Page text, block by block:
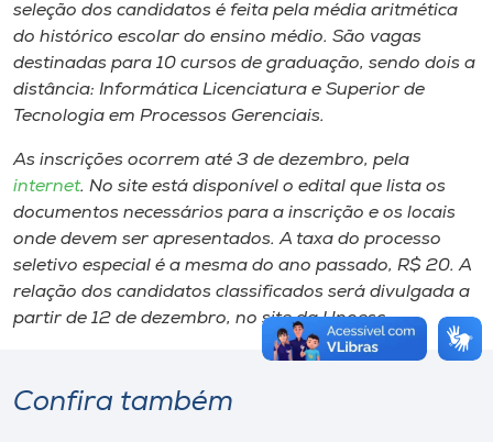
seleção dos candidatos é feita pela média aritmética
do histórico escolar do ensino médio. São vagas
destinadas para 10 cursos de graduação, sendo dois a
distância: Informática Licenciatura e Superior de
Tecnologia em Processos Gerenciais.
As inscrições ocorrem até 3 de dezembro, pela
internet. No site está disponível o edital que lista os
documentos necessários para a inscrição e os locais
onde devem ser apresentados. A taxa do processo
seletivo especial é a mesma do ano passado, R$ 20. A
relação dos candidatos classificados será divulgada a
partir de 12 de dezembro, no site da Unoesc.
Confira também